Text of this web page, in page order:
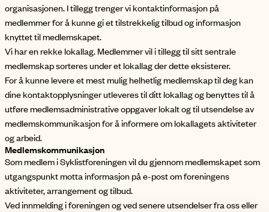
organisasjonen. I tillegg trenger vi kontaktinformasjon på
medlemmer for å kunne gi et tilstrekkelig tilbud og informasjon
knyttet til medlemskapet.
Vi har en rekke lokallag. Medlemmer vil i tillegg til sitt sentrale
medlemskap sorteres under et lokallag der dette eksisterer.
For å kunne levere et mest mulig helhetlig medlemskap til deg kan
dine kontaktopplysninger utleveres til ditt lokallag og benyttes til å
utføre medlemsadministrative oppgaver lokalt og til utsendelse av
medlemskommunikasjon for å informere om lokallagets aktiviteter
og arbeid.
Medlemskommunikasjon
Som medlem i Syklistforeningen vil du gjennom medlemskapet som
utgangspunkt motta informasjon på e-post om foreningens
aktiviteter, arrangement og tilbud.
Ved innmelding i foreningen og ved senere utsendelser fra oss eller